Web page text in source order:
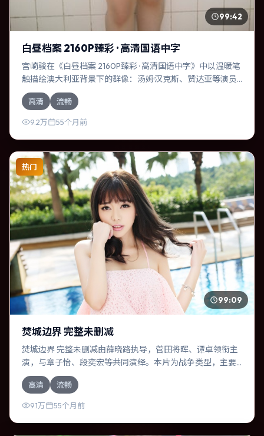
99:42
白昼档案 2160P臻彩 · 高清国语中字
宫崎骏在《白昼档案 2160P臻彩 · 高清国语中字》中以温暖笔
触描绘澳大利亚背景下的群像：汤姆·汉克斯、赞达亚等演员
层次丰富。作为一部犯罪作品，故事从日常裂缝切入，逐步
推向不可逆转的结局；视听语言统一，情感落点克制有力。
高清 流畅
9.2万 55个月前
热门
99:09
焚城边界 完整未删减
焚城边界 完整未删减由薛晓路执导，菅田将晖、谭卓领衔主
演，与章子怡、段奕宏等共同演绎。本片为战争类型，主要
班底与取景来自美国。失散多年的兄妹在边境小镇意外重
逢。影片整体气质明快，节奏紧凑，人物动机清晰，适合喜
欢强情节与细腻表演的观众。
高清 流畅
9.1万 55个月前